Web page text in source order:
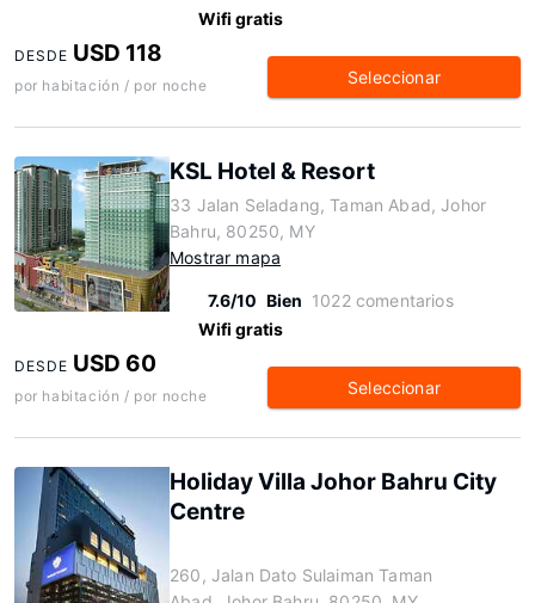
Wifi gratis
DESDE USD 118
por habitación / por noche Seleccionar
KSL Hotel & Resort
33 Jalan Seladang, Taman Abad, Johor
Bahru, 80250, MY
Mostrar mapa
7.6/10 Bien 1022 comentarios
Wifi gratis
DESDE USD 60
por habitación / por noche Seleccionar
Holiday Villa Johor Bahru City
Centre
260, Jalan Dato Sulaiman Taman